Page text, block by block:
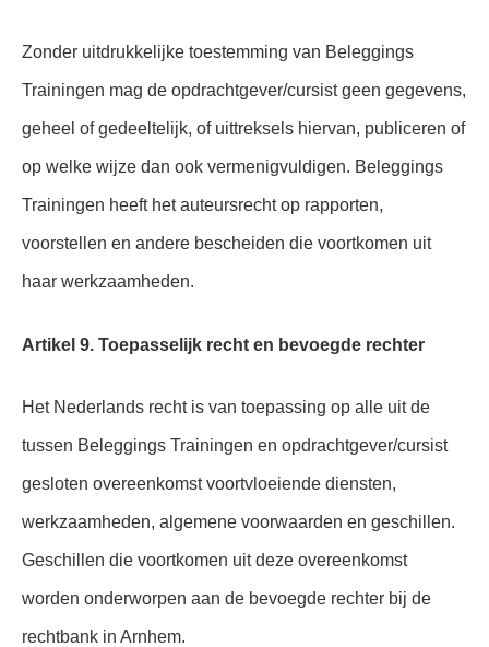
Zonder uitdrukkelijke toestemming van Beleggings
Trainingen mag de opdrachtgever/cursist geen gegevens,
geheel of gedeeltelijk, of uittreksels hiervan, publiceren of
op welke wijze dan ook vermenigvuldigen. Beleggings
Trainingen heeft het auteursrecht op rapporten,
voorstellen en andere bescheiden die voortkomen uit
haar werkzaamheden.
Artikel 9. Toepasselijk recht en bevoegde rechter
Het Nederlands recht is van toepassing op alle uit de
tussen Beleggings Trainingen en opdrachtgever/cursist
gesloten overeenkomst voortvloeiende diensten,
werkzaamheden, algemene voorwaarden en geschillen.
Geschillen die voortkomen uit deze overeenkomst
worden onderworpen aan de bevoegde rechter bij de
rechtbank in Arnhem.